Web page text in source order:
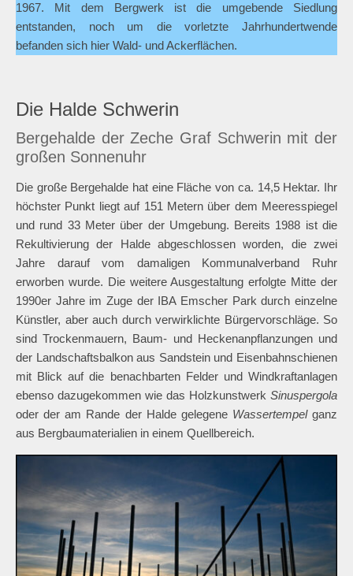
1967. Mit dem Bergwerk ist die umgebende Siedlung
entstanden, noch um die vorletzte Jahrhundertwende
befanden sich hier Wald- und Ackerflächen.
Die Halde Schwerin
Bergehalde der Zeche Graf Schwerin mit der
großen Sonnenuhr
Die große Bergehalde hat eine Fläche von ca. 14,5 Hektar. Ihr
höchster Punkt liegt auf 151 Metern über dem Meeresspiegel
und rund 33 Meter über der Umgebung. Bereits 1988 ist die
Rekultivierung der Halde abgeschlossen worden, die zwei
Jahre darauf vom damaligen Kommunalverband Ruhr
erworben wurde. Die weitere Ausgestaltung erfolgte Mitte der
1990er Jahre im Zuge der IBA Emscher Park durch einzelne
Künstler, aber auch durch verwirklichte Bürgervorschläge. So
sind Trockenmauern, Baum- und Heckenanpflanzungen und
der Landschaftsbalkon aus Sandstein und Eisenbahnschienen
mit Blick auf die benachbarten Felder und Windkraftanlagen
ebenso dazugekommen wie das Holzkunstwerk Sinuspergola
oder der am Rande der Halde gelegene Wassertempel ganz
aus Bergbaumaterialien in einem Quellbereich.